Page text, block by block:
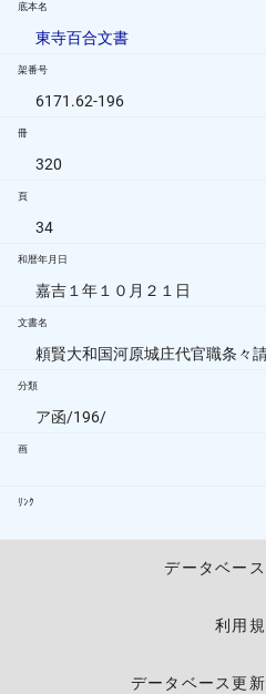
底本名
東寺百合文書
架番号
6171.62-196
冊
320
頁
34
和暦年月日
嘉吉１年１０月２１日
文書名
頼賢大和国河原城庄代官職条々
分類
ア函/196/
画
ﾘﾝｸ
データベー
利用
データベース更